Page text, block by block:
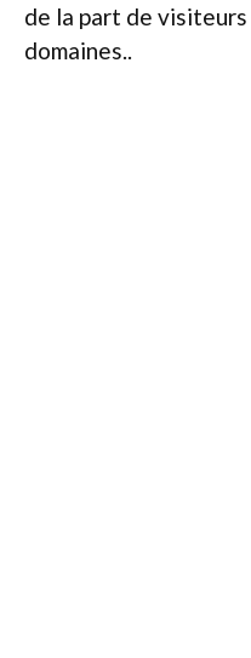
de la part de visiteurs
domaines..